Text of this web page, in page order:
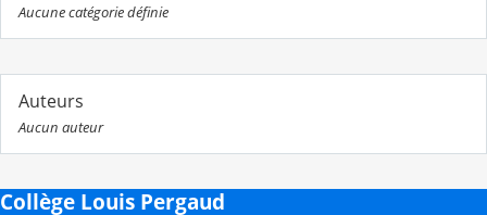
Aucune catégorie définie
Auteurs
Aucun auteur
Collège Louis Pergaud